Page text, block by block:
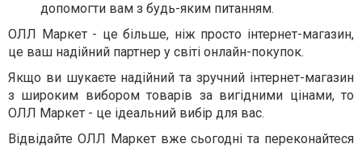
допомогти вам з будь-яким питанням.
ОЛЛ Маркет - це більше, ніж просто інтернет-магазин,
це ваш надійний партнер у світі онлайн-покупок.
Якщо ви шукаєте надійний та зручний інтернет-магазин
з широким вибором товарів за вигідними цінами, то
ОЛЛ Маркет - це ідеальний вибір для вас.
Відвідайте ОЛЛ Маркет вже сьогодні та переконайтеся